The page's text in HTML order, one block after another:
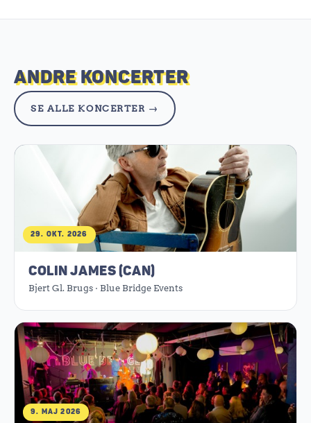
ANDRE KONCERTER
SE ALLE KONCERTER →
29. OKT. 2026
COLIN JAMES (CAN)
Bjert Gl. Brugs · Blue Bridge Events
9. MAJ 2026